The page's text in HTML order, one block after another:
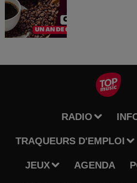
RADIO
TRAQUEURS D'EMPLOI
JEUX AGENDA